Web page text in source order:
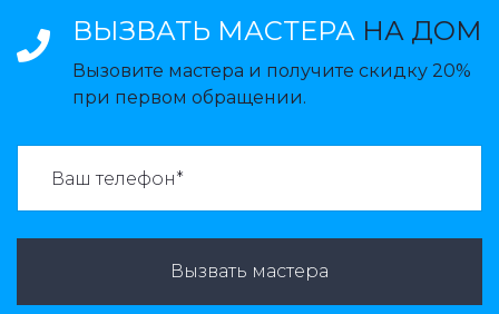
ВЫЗВАТЬ МАСТЕРА НА ДОМ
Вызовите мастера и получите скидку 20%
при первом обращении.
Вызвать мастера